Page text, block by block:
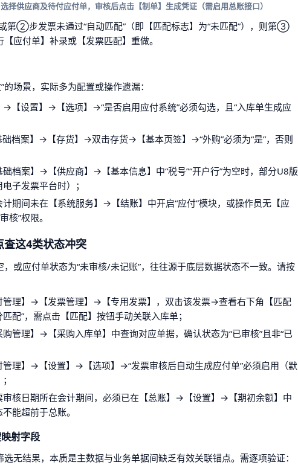
供应商及待付应付单，审核后点击【制单】生成凭证（需启用总账接口）
②步发票未通过“自动匹配”（即【匹配标志】为“未匹配”），则第③
应付单】补录或【发票匹配】重做。
场景，实际多为配置或操作遗漏：
→【设置】→【选项】→“是否启用应付系统”必须勾选，且“入库单生成应
础档案】→【存货】→双击存货→【基本页签】→“外购”必须为“是”，否则
础档案】→【供应商】→【基本信息】中“税号”“开户行”为空时，部分U8版
子发票平台时）；
计期间未在【系统服务】→【结账】中开启“应付”模块，或操作员无【应
”权限。
这4类状态冲突
或应付单状态为“未审核/未记账”，往往源于底层数据状态不一致。请按
管理】→【发票管理】→【专用发票】，双击该发票→查看右下角【匹配
配”，需点击【匹配】按钮手动关联入库单；
购管理】→【采购入库单】中查询对应单据，确认状态为“已审核”且非“已
管理】→【设置】→【选项】→“发票审核后自动生成应付单”必须启用（默
审核日期所在会计期间，必须已在【总账】→【设置】→【期初余额】中
能超前于总账。
射字段
无结果，本质是主数据与业务单据间缺乏有效关联锚点。需逐项验证：